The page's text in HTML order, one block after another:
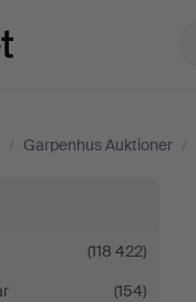
/ Garpenhus Auktioner /
(118 422)
(154)